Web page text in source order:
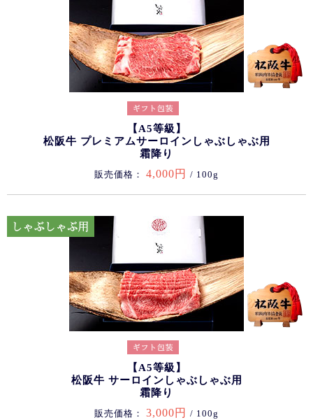
【A5等級】
松阪牛 プレミアムサーロインしゃぶしゃぶ用
霜降り
販売価格： 4,000円 / 100g
【A5等級】
松阪牛 サーロインしゃぶしゃぶ用
霜降り
販売価格： 3,000円 / 100g